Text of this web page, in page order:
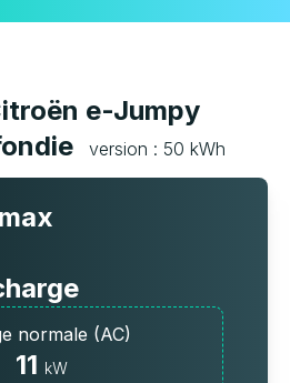
e-Jumpy
version : 50 kWh
normale (AC)
11 kW